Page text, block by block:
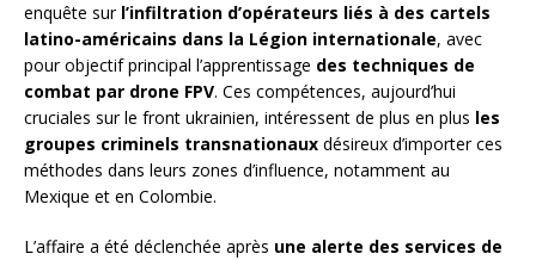
enquête sur l’infiltration d’opérateurs liés à des cartels
latino-américains dans la Légion internationale, avec
pour objectif principal l’apprentissage des techniques de
combat par drone FPV. Ces compétences, aujourd’hui
cruciales sur le front ukrainien, intéressent de plus en plus les
groupes criminels transnationaux désireux d’importer ces
méthodes dans leurs zones d’influence, notamment au
Mexique et en Colombie.
L’affaire a été déclenchée après une alerte des services de